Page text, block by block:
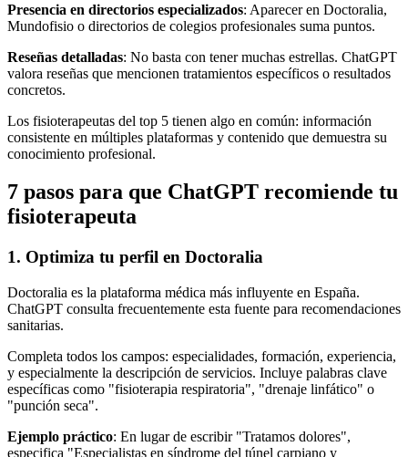
Presencia en directorios especializados: Aparecer en Doctoralia,
Mundofisio o directorios de colegios profesionales suma puntos.
Reseñas detalladas: No basta con tener muchas estrellas. ChatGPT
valora reseñas que mencionen tratamientos específicos o resultados
concretos.
Los fisioterapeutas del top 5 tienen algo en común: información
consistente en múltiples plataformas y contenido que demuestra su
conocimiento profesional.
7 pasos para que ChatGPT recomiende tu
fisioterapeuta
1. Optimiza tu perfil en Doctoralia
Doctoralia es la plataforma médica más influyente en España.
ChatGPT consulta frecuentemente esta fuente para recomendaciones
sanitarias.
Completa todos los campos: especialidades, formación, experiencia,
y especialmente la descripción de servicios. Incluye palabras clave
específicas como "fisioterapia respiratoria", "drenaje linfático" o
"punción seca".
Ejemplo práctico: En lugar de escribir "Tratamos dolores",
especifica "Especialistas en síndrome del túnel carpiano y